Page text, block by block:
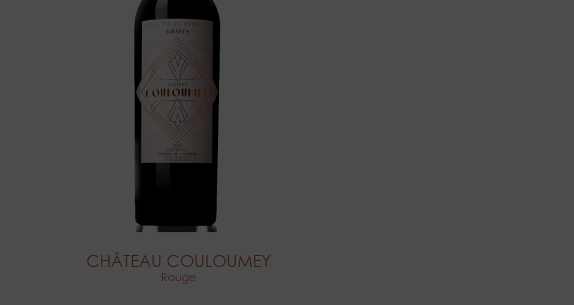
CHÂTEAU COULOUMEY
Rouge